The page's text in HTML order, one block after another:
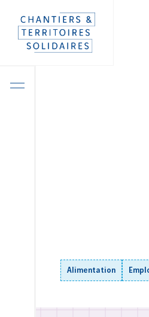
Aller
directement
au
Alimentation